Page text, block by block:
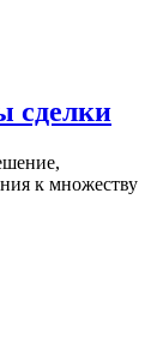
сделки
к множеству